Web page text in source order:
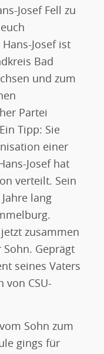
Josef Fell zu
Josef ist
Bad
und zum
Partei
Tipp: Sie
einer
Josef hat
verteilt. Sein
lang
zusammen
Sohn. Geprägt
seines Vaters
von CSU-
Sohn zum
gings für